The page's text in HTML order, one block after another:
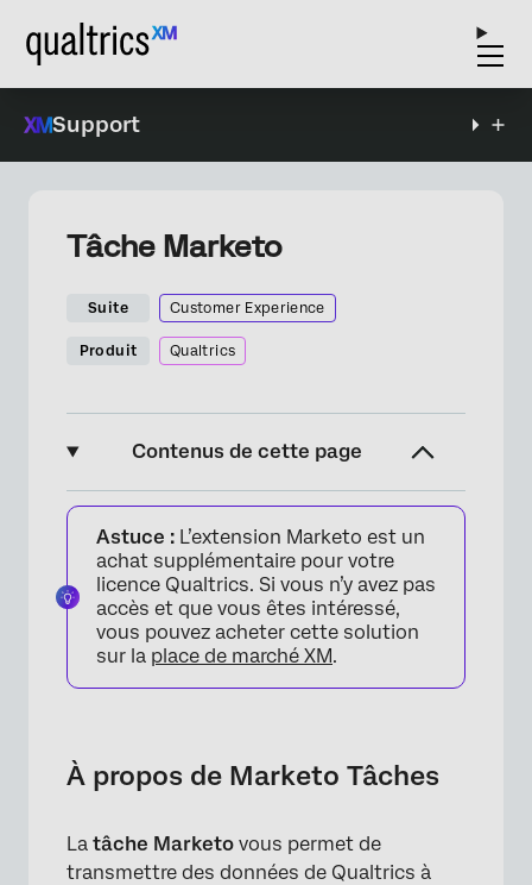
Support
Tâche Marketo
Suite Customer Experience
Produit Qualtrics
Contenus de cette page
À propos de Marketo Tâches
Configuration de Marketo
Configuration initiale de la Tâche Marketo
Créer une activité Marketo
Créer ou mettre à jour une piste Marketo
Astuce : L’extension Marketo est un
achat supplémentaire pour votre
licence Qualtrics. Si vous n’y avez pas
accès et que vous êtes intéressé,
vous pouvez acheter cette solution
sur la place de marché XM.
À propos de Marketo Tâches
La tâche Marketo vous permet de
transmettre des données de Qualtrics à